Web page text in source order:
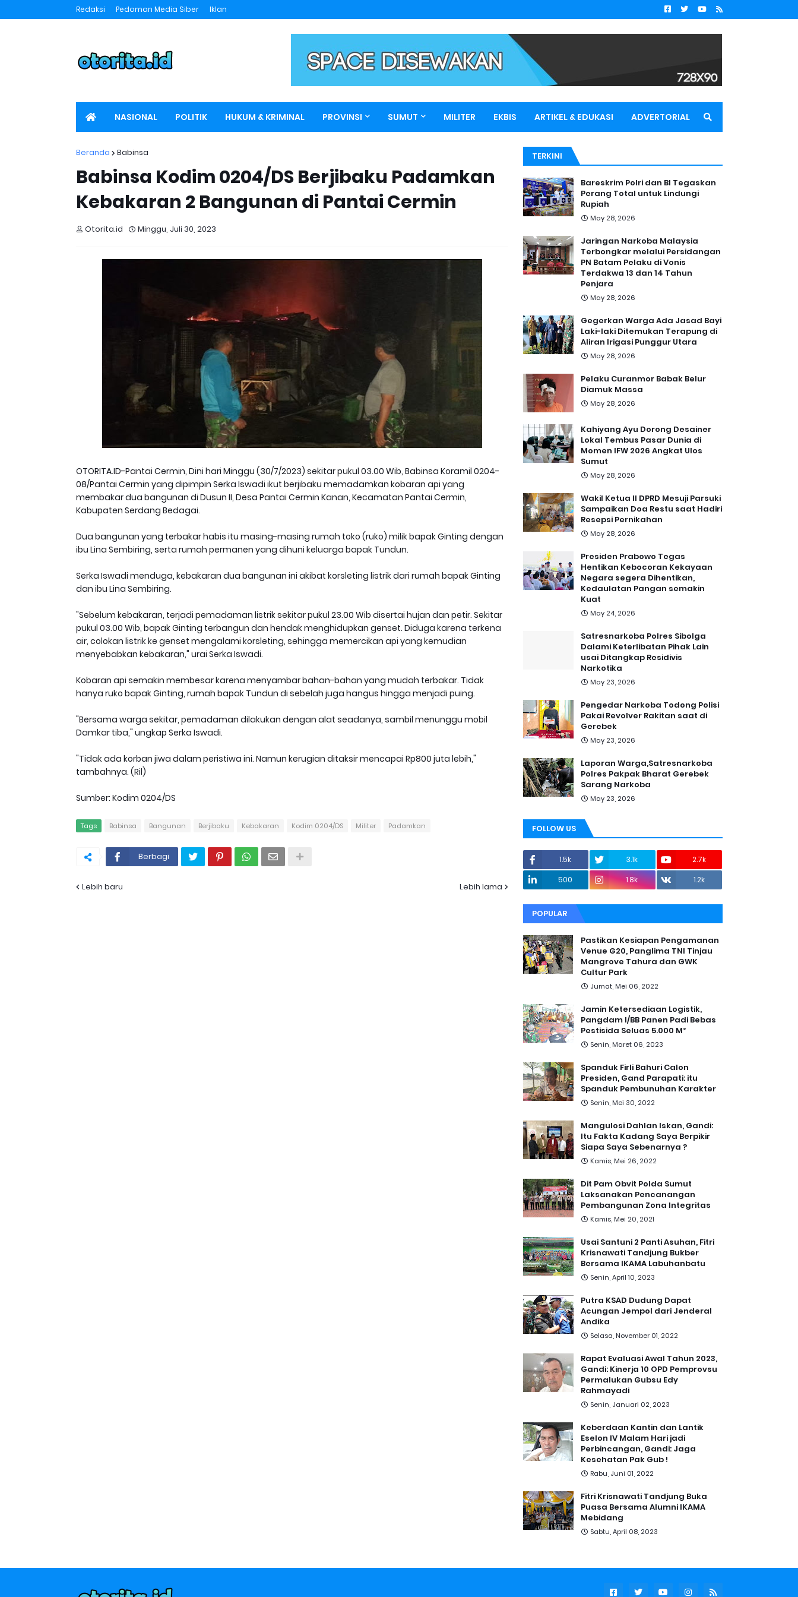
Redaksi Pedoman Media Siber Iklan
NASIONAL POLITIK HUKUM & KRIMINAL PROVINSI SUMUT MILITER EKBIS ARTIKEL & EDUKASI ADVERTORIAL
SPORT OTORITA TV
Beranda Babinsa
Babinsa Kodim 0204/DS Berjibaku Padamkan
Kebakaran 2 Bangunan di Pantai Cermin
Otorita.id Minggu, Juli 30, 2023
OTORITA.ID-Pantai Cermin, Dini hari Minggu (30/7/2023) sekitar pukul 03.00 Wib, Babinsa Koramil 0204-
08/Pantai Cermin yang dipimpin Serka Iswadi ikut berjibaku memadamkan kobaran api yang
membakar dua bangunan di Dusun II, Desa Pantai Cermin Kanan, Kecamatan Pantai Cermin,
Kabupaten Serdang Bedagai.
Dua bangunan yang terbakar habis itu masing-masing rumah toko (ruko) milik bapak Ginting dengan
ibu Lina Sembiring, serta rumah permanen yang dihuni keluarga bapak Tundun.
Serka Iswadi menduga, kebakaran dua bangunan ini akibat korsleting listrik dari rumah bapak Ginting
dan ibu Lina Sembiring.
"Sebelum kebakaran, terjadi pemadaman listrik sekitar pukul 23.00 Wib disertai hujan dan petir. Sekitar
pukul 03.00 Wib, bapak Ginting terbangun dan hendak menghidupkan genset. Diduga karena terkena
air, colokan listrik ke genset mengalami korsleting, sehingga memercikan api yang kemudian
menyebabkan kebakaran," urai Serka Iswadi.
Kobaran api semakin membesar karena menyambar bahan-bahan yang mudah terbakar. Tidak
hanya ruko bapak Ginting, rumah bapak Tundun di sebelah juga hangus hingga menjadi puing.
"Bersama warga sekitar, pemadaman dilakukan dengan alat seadanya, sambil menunggu mobil
Damkar tiba," ungkap Serka Iswadi.
"Tidak ada korban jiwa dalam peristiwa ini. Namun kerugian ditaksir mencapai Rp800 juta lebih,"
tambahnya. (Ril)
Sumber: Kodim 0204/DS
Tags Babinsa Bangunan Berjibaku Kebakaran Kodim 0204/DS Militer Padamkan
Berbagi
Lebih baru Lebih lama
TERKINI
Bareskrim Polri dan BI Tegaskan
Perang Total untuk Lindungi
Rupiah
May 28, 2026
Jaringan Narkoba Malaysia
Terbongkar melalui Persidangan
PN Batam Pelaku di Vonis
Terdakwa 13 dan 14 Tahun
Penjara
May 28, 2026
Gegerkan Warga Ada Jasad Bayi
Laki-laki Ditemukan Terapung di
Aliran Irigasi Punggur Utara
May 28, 2026
Pelaku Curanmor Babak Belur
Diamuk Massa
May 28, 2026
Kahiyang Ayu Dorong Desainer
Lokal Tembus Pasar Dunia di
Momen IFW 2026 Angkat Ulos
Sumut
May 28, 2026
Wakil Ketua II DPRD Mesuji Parsuki
Sampaikan Doa Restu saat Hadiri
Resepsi Pernikahan
May 28, 2026
Presiden Prabowo Tegas
Hentikan Kebocoran Kekayaan
Negara segera Dihentikan,
Kedaulatan Pangan semakin
Kuat
May 24, 2026
Satresnarkoba Polres Sibolga
Dalami Keterlibatan Pihak Lain
usai Ditangkap Residivis
Narkotika
May 23, 2026
Pengedar Narkoba Todong Polisi
Pakai Revolver Rakitan saat di
Gerebek
May 23, 2026
Laporan Warga,Satresnarkoba
Polres Pakpak Bharat Gerebek
Sarang Narkoba
May 23, 2026
FOLLOW US
1.5k 3.1k
2.7k
500
1.8k 1.2k
POPULAR
Pastikan Kesiapan Pengamanan
Venue G20, Panglima TNI Tinjau
Mangrove Tahura dan GWK
Cultur Park
Jumat, Mei 06, 2022
Jamin Ketersediaan Logistik,
Pangdam I/BB Panen Padi Bebas
Pestisida Seluas 5.000 M²
Senin, Maret 06, 2023
Spanduk Firli Bahuri Calon
Presiden, Gand Parapati: itu
Spanduk Pembunuhan Karakter
Senin, Mei 30, 2022
Mangulosi Dahlan Iskan, Gandi:
Itu Fakta Kadang Saya Berpikir
Siapa Saya Sebenarnya ?
Kamis, Mei 26, 2022
Dit Pam Obvit Polda Sumut
Laksanakan Pencanangan
Pembangunan Zona Integritas
Kamis, Mei 20, 2021
Usai Santuni 2 Panti Asuhan, Fitri
Krisnawati Tandjung Bukber
Bersama IKAMA Labuhanbatu
Senin, April 10, 2023
Putra KSAD Dudung Dapat
Acungan Jempol dari Jenderal
Andika
Selasa, November 01, 2022
Rapat Evaluasi Awal Tahun 2023,
Gandi: Kinerja 10 OPD Pemprovsu
Permalukan Gubsu Edy
Rahmayadi
Senin, Januari 02, 2023
Keberdaan Kantin dan Lantik
Eselon IV Malam Hari jadi
Perbincangan, Gandi: Jaga
Kesehatan Pak Gub !
Rabu, Juni 01, 2022
Fitri Krisnawati Tandjung Buka
Puasa Bersama Alumni IKAMA
Mebidang
Sabtu, April 08, 2023